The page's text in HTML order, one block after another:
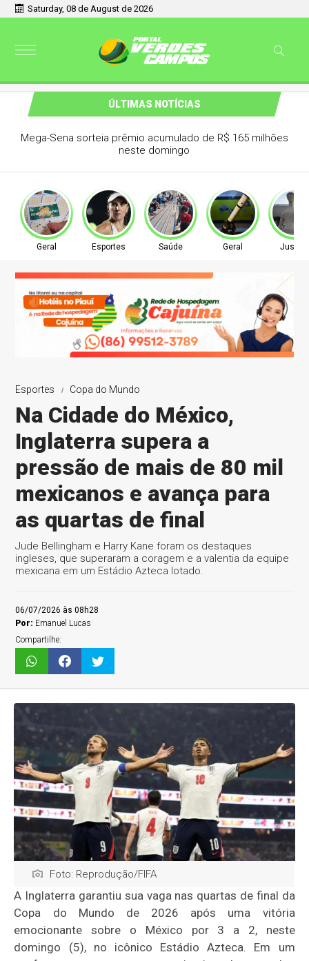
Saturday, 08 de August de 2026
ÚLTIMAS NOTÍCIAS
anuncia pausa na carreira neste
Geral Esportes Saúde Geral Justiça
Esportes Copa do Mundo
Na Cidade do México,
Inglaterra supera a
pressão de mais de 80 mil
mexicanos e avança para
as quartas de final
Jude Bellingham e Harry Kane foram os destaques
ingleses, que superaram a coragem e a valentia da equipe
mexicana em um Estádio Azteca lotado.
06/07/2026 às 08h28
Por: Emanuel Lucas
Compartilhe:
Foto: Reprodução/FIFA
A Inglaterra garantiu sua vaga nas quartas de final da
Copa do Mundo de 2026 após uma vitória
emocionante sobre o México por 3 a 2, neste
domingo (5), no icônico Estádio Azteca. Em um